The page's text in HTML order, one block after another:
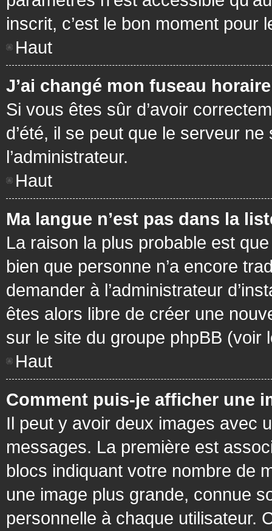
inscrit, c’est le bon moment pour
Haut
J’ai changé mon fuseau
Si vous êtes sûr d’avoir
d’été, il se peut que le serveur
l’administrateur.
Haut
Ma langue n’est pas dans la
La raison la plus probable est
bien que personne n’a encore
demander à l’administrateur
êtes alors libre de créer une
sur le site du groupe phpBB (voir
Haut
Comment puis-je afficher une
Il peut y avoir deux images avec
messages. La première est
blocs indiquant votre nombre de
une image plus grande, connue
personnelle à chaque utilisateur.